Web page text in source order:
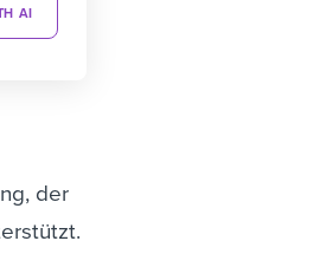
AI
der